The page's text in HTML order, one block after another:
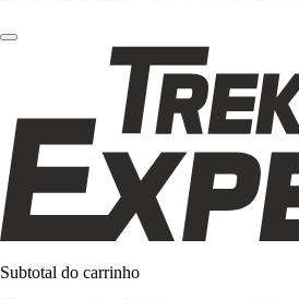
Subtotal do carrinho